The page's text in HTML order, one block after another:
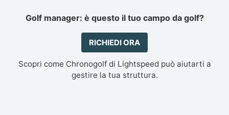
Golf manager: è questo il tuo campo da golf?
RICHIEDI ORA
Scopri come Chronogolf di Lightspeed può aiutarti a
gestire la tua struttura.